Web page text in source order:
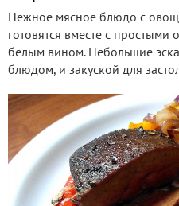
Нежное мясное блюдо с
готовятся вместе с
белым вином. Небольшие
блюдом, и закуской для